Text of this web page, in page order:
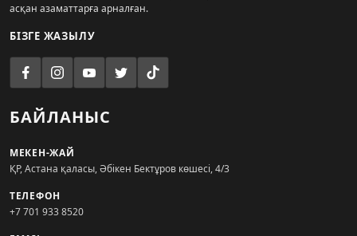
асқан азаматтарға арналған.
БІЗГЕ ЖАЗЫЛУ
БАЙЛАНЫС
МЕКЕН-ЖАЙ
ҚР, Астана қаласы, Әбікен Бектұров көшесі, 4/3
ТЕЛЕФОН
+7 701 933 8520